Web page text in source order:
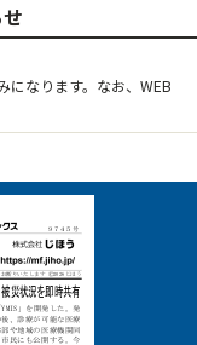
になります。なお、WEB